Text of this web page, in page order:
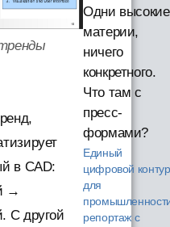
в CAD:
→
С другой
Одни высокие
материи,
ничего
конкретного.
Что там с
пресс-
формами?
Единый
цифровой контур
для
репортаж с